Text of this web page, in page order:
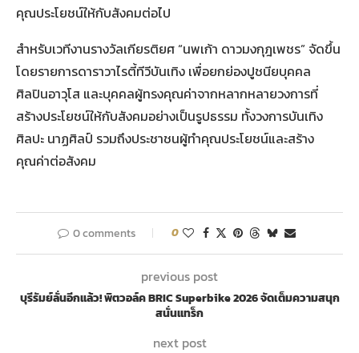
คุณประโยชน์ให้กับสังคมต่อไป
สำหรับเวทีงานรางวัลเกียรติยศ “นพเก้า ดาวมงกุฎเพชร” จัดขึ้น
โดยรายการดาราวาไรตี้ทีวีบันเทิง เพื่อยกย่องปูชนียบุคคล
ศิลปินอาวุโส และบุคคลผู้ทรงคุณค่าจากหลากหลายวงการที่
สร้างประโยชน์ให้กับสังคมอย่างเป็นรูปธรรม ทั้งวงการบันเทิง
ศิลปะ นาฏศิลป์ รวมถึงประชาชนผู้ทำคุณประโยชน์และสร้าง
คุณค่าต่อสังคม
0 comments 0
previous post
บุรีรัมย์ลั่นอีกแล้ว! พิตวอล์ค BRIC Superbike 2026 จัดเต็มความสนุก
สนั่นแทร็ก
next post